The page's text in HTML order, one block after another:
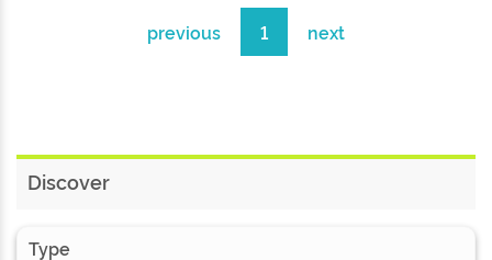
previous 1 next
Discover
Type